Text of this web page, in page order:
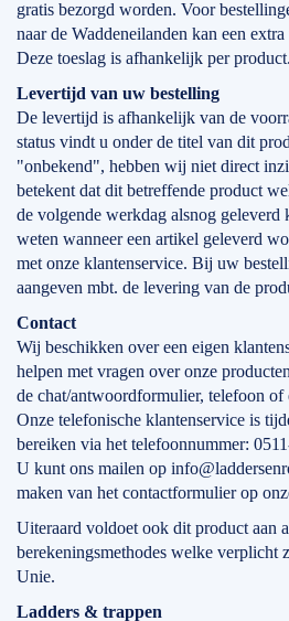
gratis bezorgd worden. Voor
naar de Waddeneilanden kan een
Deze toeslag is afhankelijk per product.
Levertijd van uw bestelling
De levertijd is afhankelijk van de
status vindt u onder de titel van dit
"onbekend", hebben wij niet direct
betekent dat dit betreffende product
de volgende werkdag alsnog
weten wanneer een artikel geleverd
met onze klantenservice. Bij uw
aangeven mbt. de levering van de
Contact
Wij beschikken over een eigen
helpen met vragen over onze
de chat/antwoordformulier, telefoon of
Onze telefonische klantenservice is
bereiken via het telefoonnummer:
U kunt ons mailen op
maken van het contactformulier op
Uiteraard voldoet ook dit product aan
berekeningsmethodes welke verplicht
Unie.
Ladders & trappen